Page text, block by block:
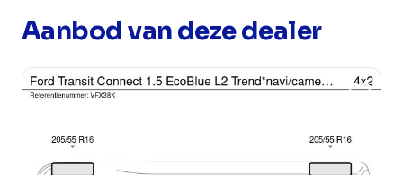
Aanbod van deze dealer